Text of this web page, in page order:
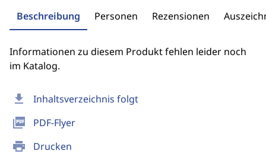
download Inhaltsverzeichnis folgt
picture_as_pdf PDF-Flyer
print Drucken
Beschreibung Personen Rezensionen
Informationen zu diesem Produkt fehlen leider noch
im Katalog.